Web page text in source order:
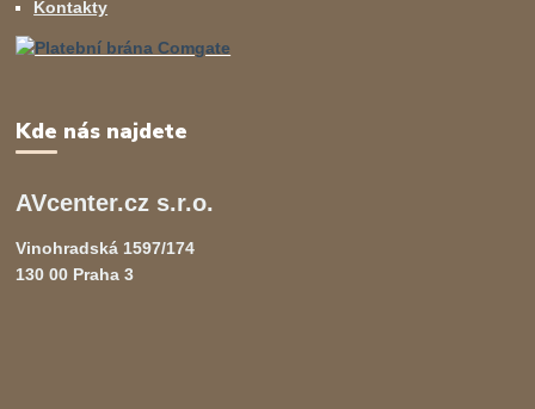
Kontakty
Kde nás najdete
AVcenter.cz s.r.o.
Vinohradská 1597/174
130 00 Praha 3